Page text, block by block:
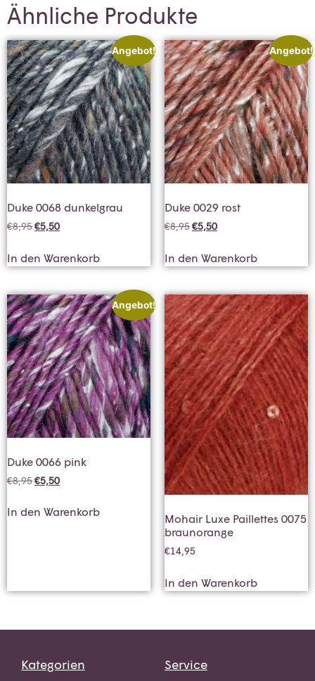
Ähnliche Produkte
Angebot!
Duke 0068 dunkelgrau
€8,95€5,50
In den Warenkorb
Angebot!
Duke 0029 rost
€8,95€5,50
In den Warenkorb
Angebot!
Duke 0066 pink
€8,95€5,50
In den Warenkorb
Mohair Luxe Paillettes 0075
braunorange
€14,95
In den Warenkorb
Kategorien Service